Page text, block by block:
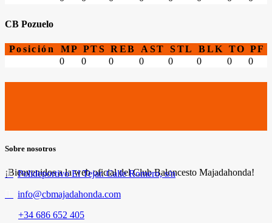
CB Pozuelo
Posición MP PTS REB AST STL BLK TO PF
0
0 0 0 0 0 0 0
Sobre nosotros
¡Bienvenidos a la web oficial del Club Baloncesto Majadahonda!
Polideportivo El Tejar. Calle Romero, s/n
info@cbmajadahonda.com
+34 686 652 405